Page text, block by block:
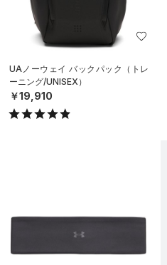
UAノーウェイ バックパック（トレ
ーニング/UNISEX）
￥19,910